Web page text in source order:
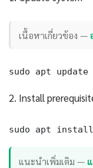
เนื้อหาเกี่ยวข้อง —
sudo apt
2. Install
sudo apt install
แนะนำเพิ่มเติม —